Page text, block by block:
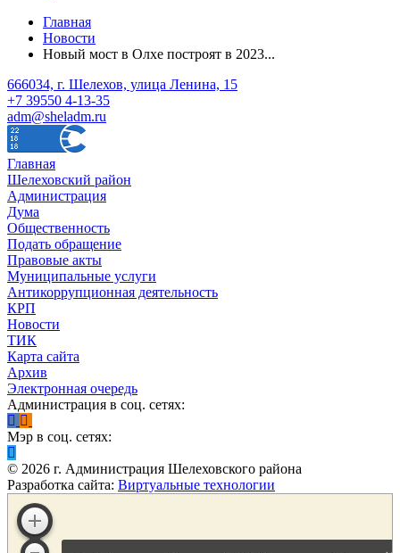
Главная
Новости
Новый мост в Олхе построят в 2023...
666034, г. Шелехов, улица Ленина, 15
+7 39550 4-13-35
adm@sheladm.ru
Главная
Шелеховский район
Администрация
Дума
Общественность
Подать обращение
Правовые акты
Муниципальные услуги
Антикоррупционная деятельность
КРП
Новости
ТИК
Карта сайта
Архив
Электронная очередь
Администрация в соц. сетях:
Мэр в соц. сетях:
© 2026 г. Администрация Шелеховского района
Разработка сайта: Виртуальные технологии